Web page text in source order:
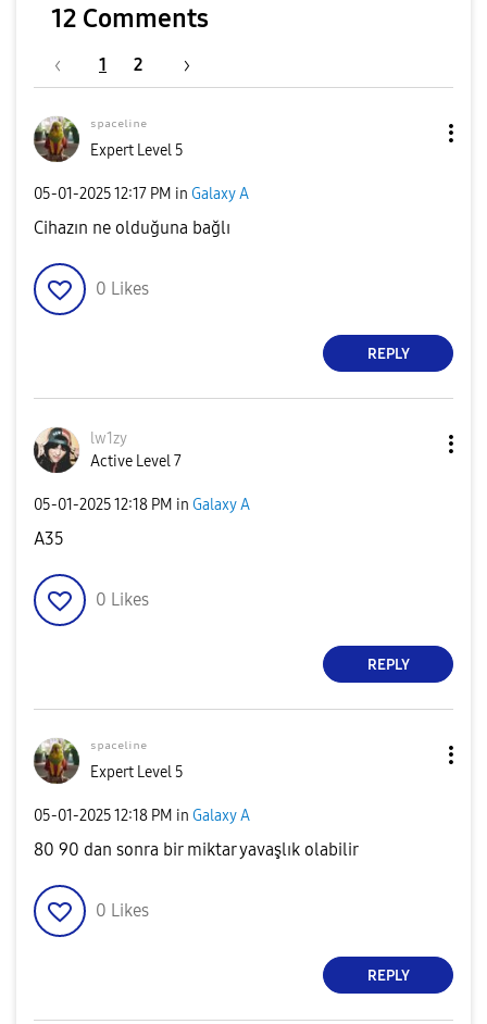
12 Comments
1 2
ˢᵖᵃᶜᵉˡⁱⁿᵉ
Expert Level 5
‎05-01-202512:17 PM in Galaxy A
Cihazın ne olduğuna bağlı
0 Likes
REPLY
lw1zy
Active Level 7
‎05-01-202512:18 PM in Galaxy A
A35
0 Likes
REPLY
ˢᵖᵃᶜᵉˡⁱⁿᵉ
Expert Level 5
‎05-01-202512:18 PM in Galaxy A
80 90 dan sonra bir miktar yavaşlık olabilir
0 Likes
REPLY